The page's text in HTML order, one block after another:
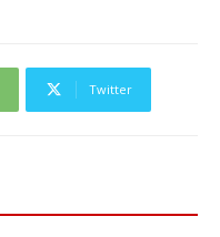
Twitter